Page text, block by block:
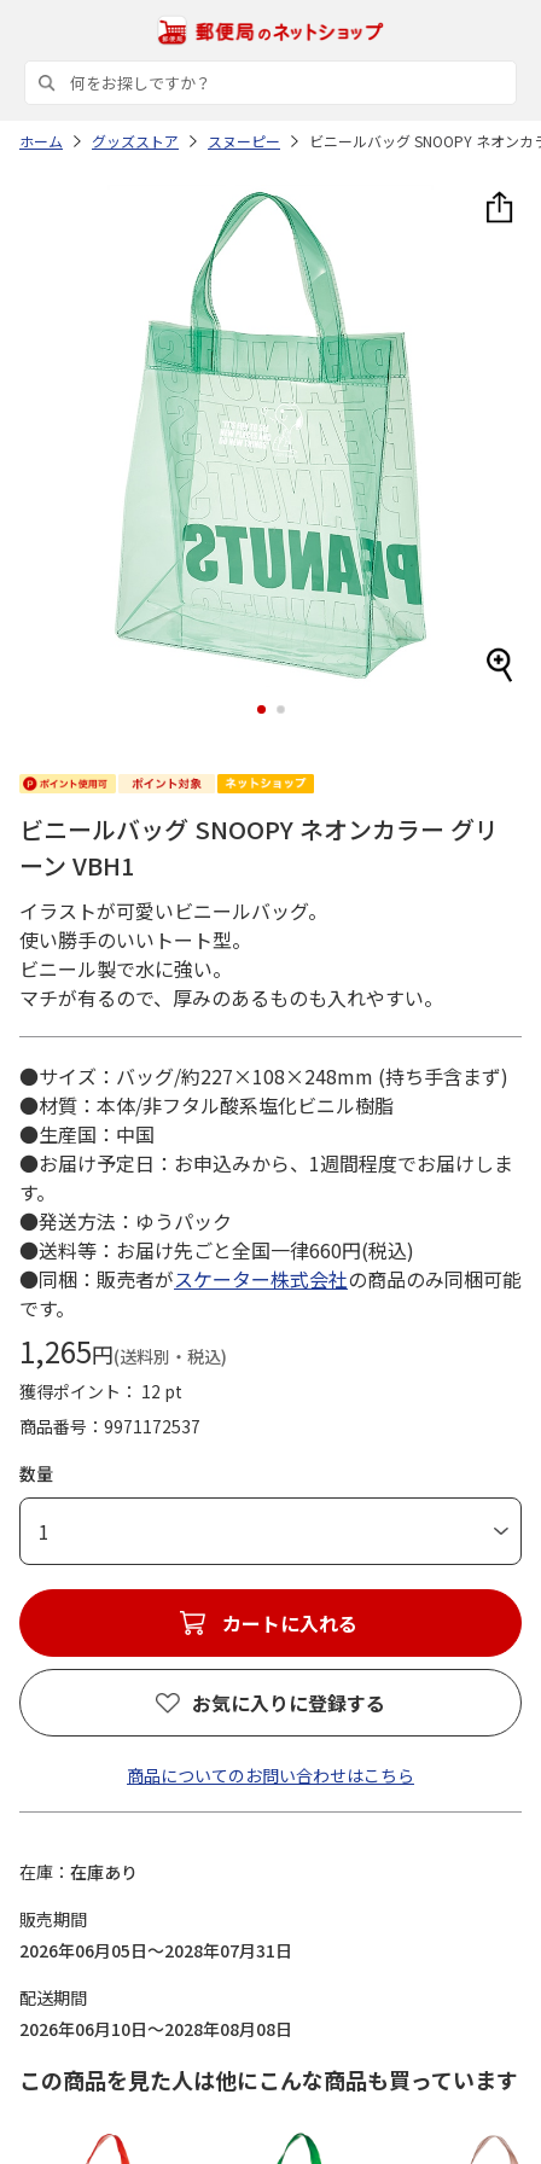
ホーム グッズストア スヌーピー ビニールバッグ SNOOPY ネオンカ
1 2
ビニールバッグ SNOOPY ネオンカラー グリ
ーン VBH1
イラストが可愛いビニールバッグ。
使い勝手のいいトート型。
ビニール製で水に強い。
マチが有るので、厚みのあるものも入れやすい。
●サイズ：バッグ/約227×108×248mm (持ち手含まず)
●材質：本体/非フタル酸系塩化ビニル樹脂
●生産国：中国
●お届け予定日：お申込みから、1週間程度でお届けしま
す。
●発送方法：ゆうパック
●送料等：お届け先ごと全国一律660円(税込)
●同梱：販売者がスケーター株式会社の商品のみ同梱可能
です。
1,265円(送料別・税込)
獲得ポイント： 12 pt
商品番号
9971172537
数量
1
カートに入れる
お気に入りに登録する
商品についてのお問い合わせはこちら
在庫
在庫あり
販売期間
2026年06月05日～2028年07月31日
配送期間
2026年06月10日～2028年08月08日
この商品を見た人は他にこんな商品も買っています